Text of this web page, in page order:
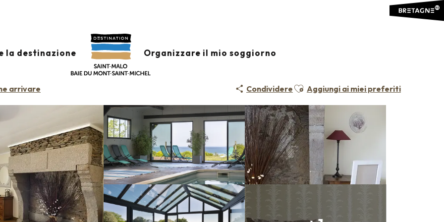
la destinazione Organizzare il mio soggiorno
arrivare Condividere Ajouter aux favoris
Aggiungi ai miei preferiti